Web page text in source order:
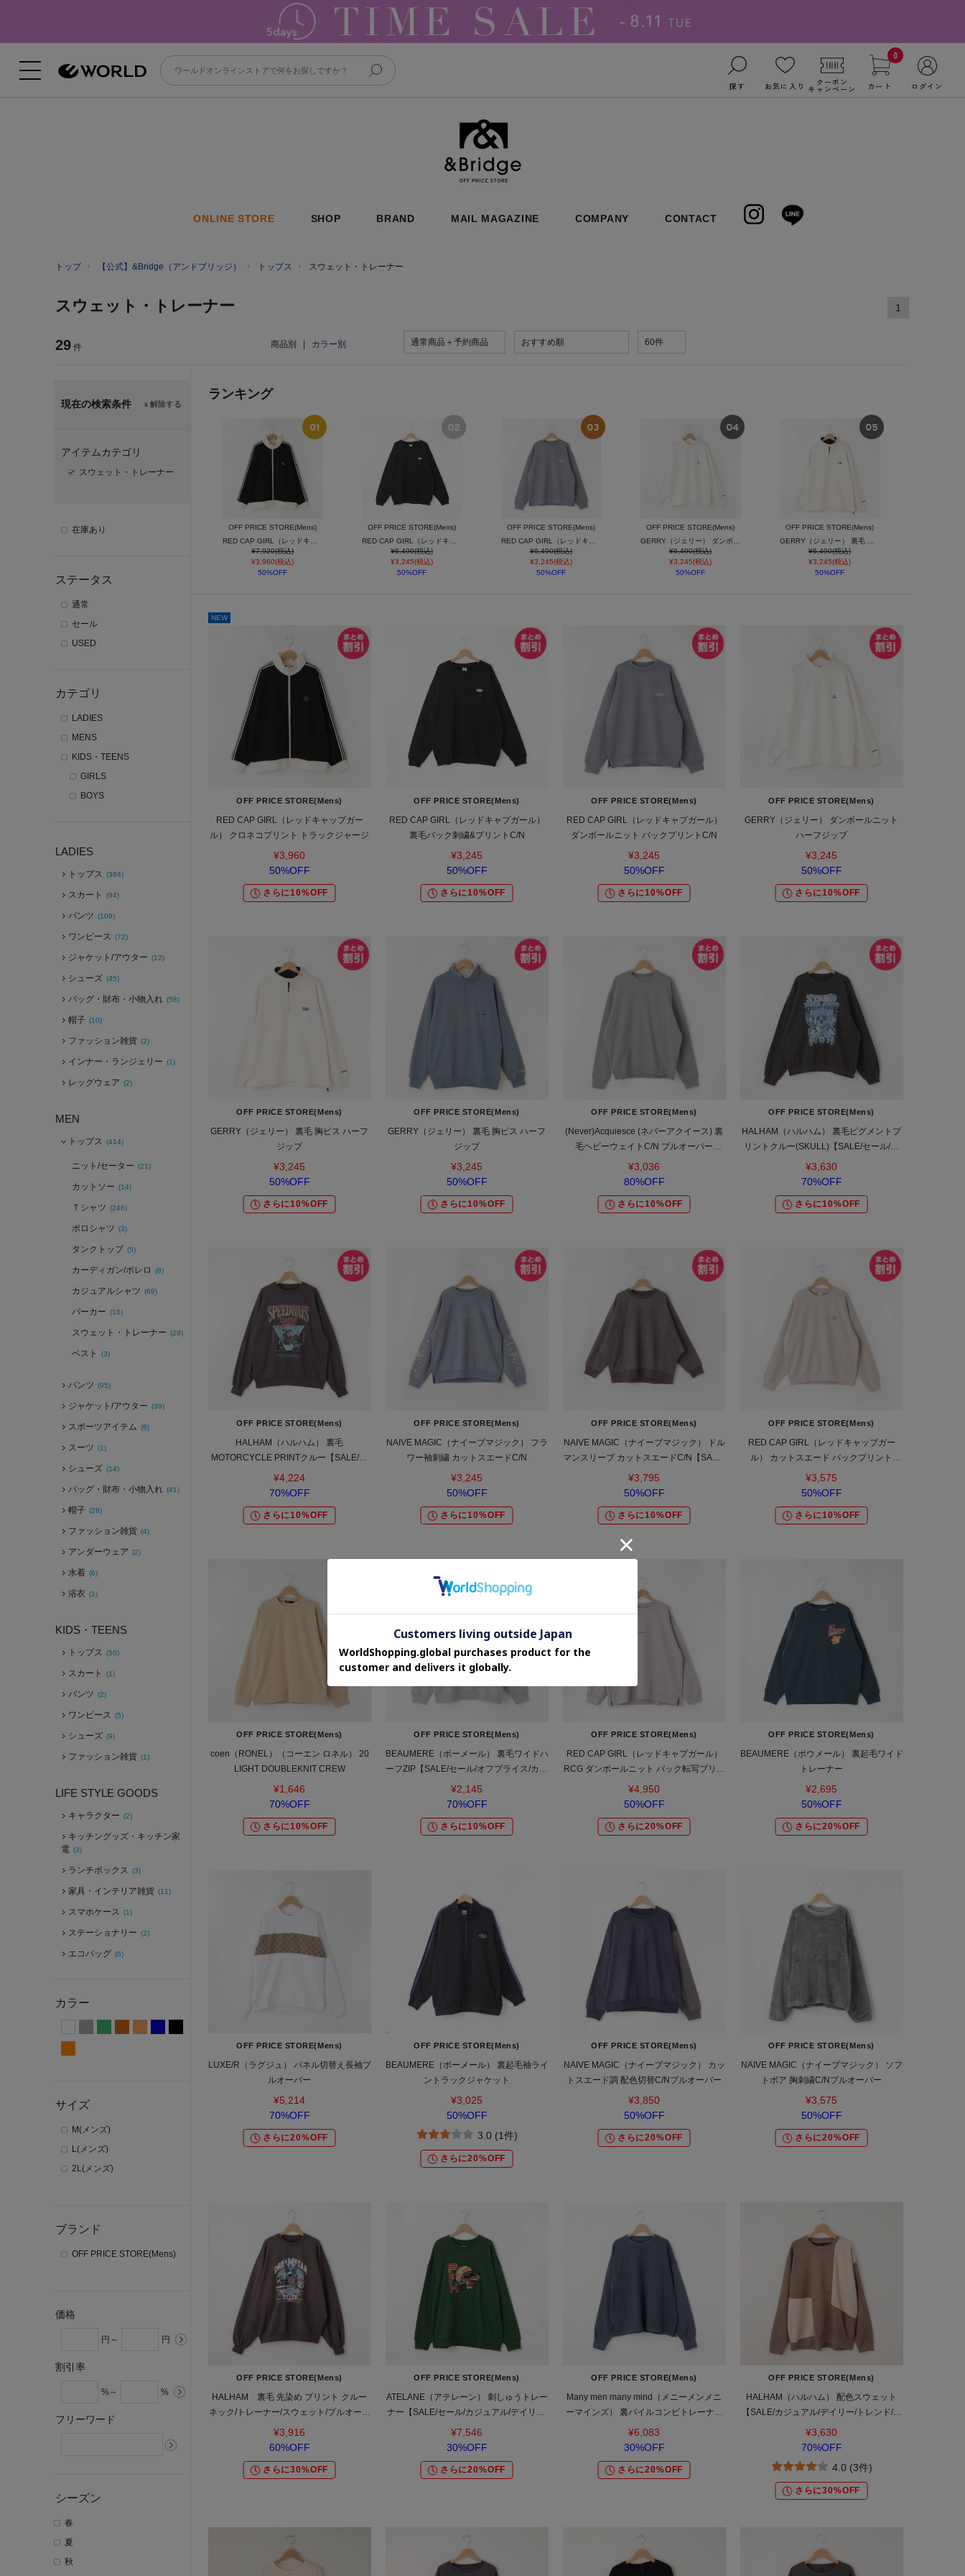
探す お気に入り クーポン
キャンペーン
0
カート ログイン
ONLINE STORE SHOP BRAND MAIL MAGAZINE COMPANY CONTACT
トップ 【公式】&Bridge（アンドブリッジ） トップス スウェット・トレーナー
スウェット・トレーナー
29 件 商品別 カラー別 通常商品＋予約商品 おすすめ順 60件
1
ｘ解除する
現在の検索条件
アイテムカテゴリ
スウェット・トレーナー
在庫あり
ステータス
通常
セール
USED
カテゴリ
LADIES
MENS
KIDS・TEENS
GIRLS
BOYS
LADIES
トップス (384)
スカート (94)
パンツ (108)
ワンピース (72)
ジャケット/アウター (12)
シューズ (45)
バッグ・財布・小物入れ (58)
帽子 (10)
ファッション雑貨 (2)
インナー・ランジェリー (1)
レッグウェア (2)
MEN
トップス (414)
ニット/セーター (21)
カットソー (14)
Ｔシャツ (246)
ポロシャツ (3)
タンクトップ (5)
カーディガン/ボレロ (8)
カジュアルシャツ (69)
パーカー (16)
スウェット・トレーナー (29)
ベスト (3)
パンツ (95)
ジャケット/アウター (39)
スポーツアイテム (6)
スーツ (1)
シューズ (14)
バッグ・財布・小物入れ (41)
帽子 (28)
ファッション雑貨 (4)
アンダーウェア (2)
水着 (6)
浴衣 (1)
KIDS・TEENS
トップス (50)
スカート (1)
パンツ (2)
ワンピース (5)
シューズ (9)
ファッション雑貨 (1)
LIFE STYLE GOODS
キャラクター (2)
キッチングッズ・キッチン家
電 (3)
ランチボックス (3)
家具・インテリア雑貨 (11)
スマホケース (1)
ステーショナリー (2)
エコバッグ (6)
カラー
サイズ
M(メンズ)
L(メンズ)
2L(メンズ)
ブランド
OFF PRICE STORE(Mens)
価格
円～ 円
割引率
%～ %
フリーワード
シーズン
春
夏
秋
ランキング
OFF PRICE STORE(Mens)
¥7,920(税込)
¥3,960(税込)
50%OFF
OFF PRICE STORE(Mens)
¥6,490(税込)
¥3,245(税込)
50%OFF
OFF PRICE STORE(Mens)
¥6,490(税込)
¥3,245(税込)
50%OFF
OFF PRICE STORE(Mens)
¥6,490(税込)
¥3,245(税込)
50%OFF
OFF PRICE STORE(Mens)
¥6,490(税込)
¥3,245(税込)
50%OFF
NEW
OFF PRICE STORE(Mens)
RED CAP GIRL（レッドキャップガー
ル） クロネコプリント トラックジャージ
¥3,960
50%OFF
さらに10%OFF
OFF PRICE STORE(Mens)
RED CAP GIRL（レッドキャプガール）
裏毛バック刺繍&プリントC/N
¥3,245
50%OFF
さらに10%OFF
OFF PRICE STORE(Mens)
RED CAP GIRL（レッドキャプガール）
ダンボールニット バックプリントC/N
¥3,245
50%OFF
さらに10%OFF
OFF PRICE STORE(Mens)
GERRY（ジェリー） ダンボールニット
ハーフジップ
¥3,245
50%OFF
さらに10%OFF
OFF PRICE STORE(Mens)
GERRY（ジェリー） 裏毛 胸ピス ハーフ
ジップ
¥3,245
50%OFF
さらに10%OFF
OFF PRICE STORE(Mens)
GERRY（ジェリー） 裏毛 胸ピス ハーフ
ジップ
¥3,245
50%OFF
さらに10%OFF
OFF PRICE STORE(Mens)
(Never)Acquiesce (ネバーアクイース) 裏
毛ヘビーウェイトC/N プルオーバー
【SALE/セール/オフプライス/カジュアル/
デイリー/トレンド/ユニセックス】
¥3,036
80%OFF
さらに10%OFF
OFF PRICE STORE(Mens)
HALHAM（ハルハム） 裏毛ピグメントプ
リントクルー(SKULL)【SALE/セール/オ
フプライス/カジュアル/デイリー/トレン
ド/ユニセックス】
¥3,630
70%OFF
さらに10%OFF
OFF PRICE STORE(Mens)
HALHAM（ハルハム） 裏毛
MOTORCYCLE PRINTクルー【SALE/セ
ール/オフプライス/カジュアル/デイリー/
トレンド/ユニセックス】
¥4,224
70%OFF
さらに10%OFF
OFF PRICE STORE(Mens)
NAIVE MAGIC（ナイーブマジック） フラ
ワー袖刺繍 カットスエードC/N
¥3,245
50%OFF
さらに10%OFF
OFF PRICE STORE(Mens)
NAIVE MAGIC（ナイーブマジック） ドル
マンスリーブ カットスエードC/N【SALE/
セール/オフプライス/カジュアル/デイリ
ー/トレンド/ユニセックス】
¥3,795
50%OFF
さらに10%OFF
OFF PRICE STORE(Mens)
RED CAP GIRL（レッドキャップガー
ル） カットスエード バックプリント
C/N【SALE/セール/オフプライス/カジュ
アル/デイリー/トレンド/ユニセックス】
¥3,575
50%OFF
さらに10%OFF
OFF PRICE STORE(Mens)
coen（RONEL）（コーエン ロネル） 20
LIGHT DOUBLEKNIT CREW
¥1,646
70%OFF
さらに10%OFF
OFF PRICE STORE(Mens)
BEAUMERE（ボーメール） 裏毛ワイドハ
ーフZIP【SALE/セール/オフプライス/カジ
ュアル/デイリー/トレンド/ユニセックス】
¥2,145
70%OFF
さらに10%OFF
OFF PRICE STORE(Mens)
RED CAP GIRL（レッドキャプガール）
RCG ダンボールニット バック転写プリン
トプルオーバー
¥4,950
50%OFF
さらに20%OFF
OFF PRICE STORE(Mens)
BEAUMERE（ボウメール） 裏起毛ワイド
トレーナー
¥2,695
50%OFF
さらに20%OFF
OFF PRICE STORE(Mens)
LUXE/R（ラグジュ） パネル切替え長袖プ
ルオーバー
¥5,214
70%OFF
さらに20%OFF
OFF PRICE STORE(Mens)
BEAUMERE（ボーメール） 裏起毛袖ライ
ントラックジャケット
¥3,025
50%OFF
3.0 (1件)
さらに20%OFF
OFF PRICE STORE(Mens)
NAIVE MAGIC（ナイーブマジック） カッ
トスエード調 配色切替C/Nプルオーバー
¥3,850
50%OFF
さらに20%OFF
OFF PRICE STORE(Mens)
NAIVE MAGIC（ナイーブマジック） ソフ
トボア 胸刺繍C/Nプルオーバー
¥3,575
50%OFF
さらに20%OFF
OFF PRICE STORE(Mens)
HALHAM 裏毛 先染め プリント クルー
ネック/トレーナー/スウェット/プルオーバ
ー/レディース メンズ ユニセックス
¥3,916
60%OFF
さらに30%OFF
OFF PRICE STORE(Mens)
ATELANE（アテレーン） 刺しゅうトレー
ナー【SALE/セール/カジュアル/デイリー/
トレンド/ストリート/ユニセックス】
¥7,546
30%OFF
さらに20%OFF
OFF PRICE STORE(Mens)
Many men many mind（メニーメンメニ
ーマインズ） 裏パイルコンビトレーナー
【SALE/セール/カジュアル/デイリー/トレ
ンド/ユニセックス】
¥6,083
30%OFF
さらに20%OFF
OFF PRICE STORE(Mens)
HALHAM（ハルハム） 配色スウェット
【SALE/カジュアル/デイリー/トレンド/ル
ーズシルエット/ゆったり/ユニセックス】
¥3,630
70%OFF
4.0 (3件)
さらに30%OFF